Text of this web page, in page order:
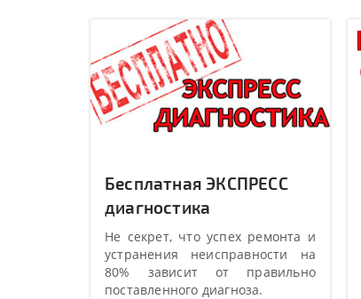
Бесплатная ЭКСПРЕСС
диагностика
Не секрет, что успех ремонта и
устранения неисправности на
80% зависит от правильно
поставленного диагноза.